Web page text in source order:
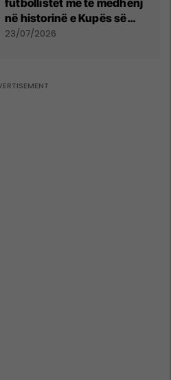
futbollistët më të mëdhenj
në historinë e Kupës së
Botës, Messi mbetet i dyti
23/07/2026